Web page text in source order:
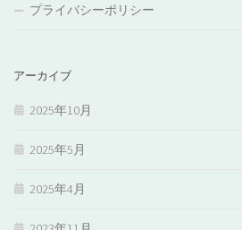
プライバシーポリシー
アーカイブ
2025年10月
2025年5月
2025年4月